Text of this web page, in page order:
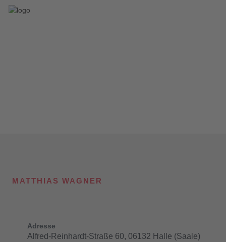
MATTHIAS WAGNER
Adresse
Alfred-Reinhardt-Straße 60, 06132 Halle (Saale)